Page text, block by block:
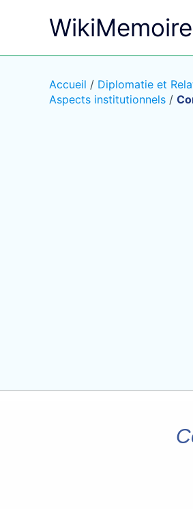
Accueil / Diplomatie et
Aspects institutionnels /